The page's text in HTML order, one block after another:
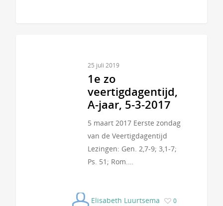
25 juli 2019
1e zo
veertigdagentijd,
A-jaar, 5-3-2017
5 maart 2017 Eerste zondag
van de Veertigdagentijd
Lezingen: Gen. 2,7-9; 3,1-7;
Ps. 51; Rom.…
Elisabeth Luurtsema 0